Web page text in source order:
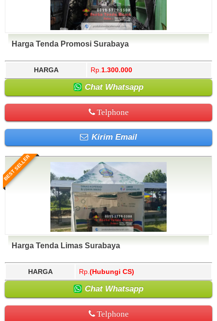
Harga Tenda Promosi Surabaya
HARGA Rp. 1.300.000
Chat Whatsapp
Telphone
Kirim Email
BEST SELLER
Harga Tenda Limas Surabaya
HARGA Rp. (Hubungi CS)
Chat Whatsapp
Telphone